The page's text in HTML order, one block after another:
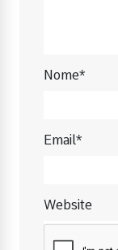
Nome*
Email*
Website